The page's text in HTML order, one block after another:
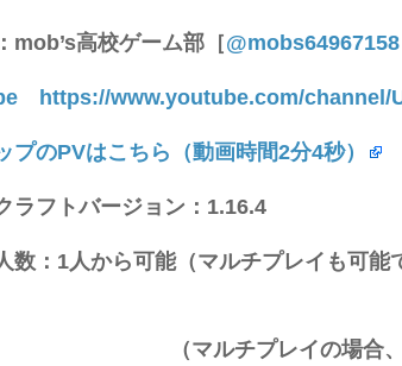
mob’s高校ゲーム部［@mobs64967158
https://www.youtube.com/channel/
プのPVはこちら（動画時間2分4秒）
ラフトバージョン：1.16.4
数：1人から可能（マルチプレイも可
チプレイの場合、ボタンな